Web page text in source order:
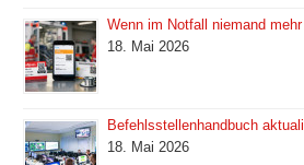
Wenn im Notfall niemand
18. Mai 2026
Befehlsstellenhandbuch
18. Mai 2026